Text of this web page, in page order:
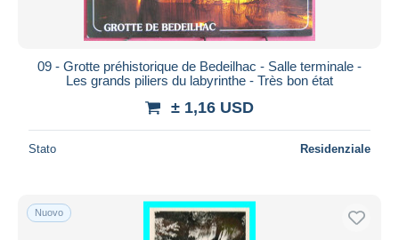
Mastercard
Bancontact
Maestro
Residenza del venditore
09 - Grotte préhistorique de Bedeilhac - Salle terminale -
Les grands piliers du labyrinthe - Très bon état
± 1,16 USD
Stato Residenziale
Nuovo